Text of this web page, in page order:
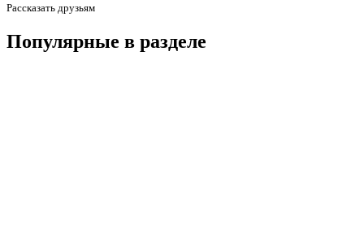
Рассказать друзьям
Популярные в разделе